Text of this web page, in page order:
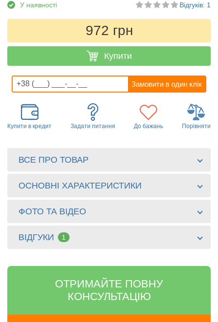
У наявності Відгуків: 1
972 грн
Купити
Купити в кредит Задати питання До бажань Порівняти
ВСЕ ПРО ТОВАР
ОСНОВНІ ХАРАКТЕРИСТИКИ
ФОТО ТА ВІДЕО
ВІДГУКИ 1
ОТРИМАЙТЕ ПОВНУ
КОНСУЛЬТАЦІЮ